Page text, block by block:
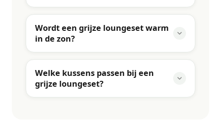
Wordt een grijze loungeset warm
in de zon?
Welke kussens passen bij een
grijze loungeset?